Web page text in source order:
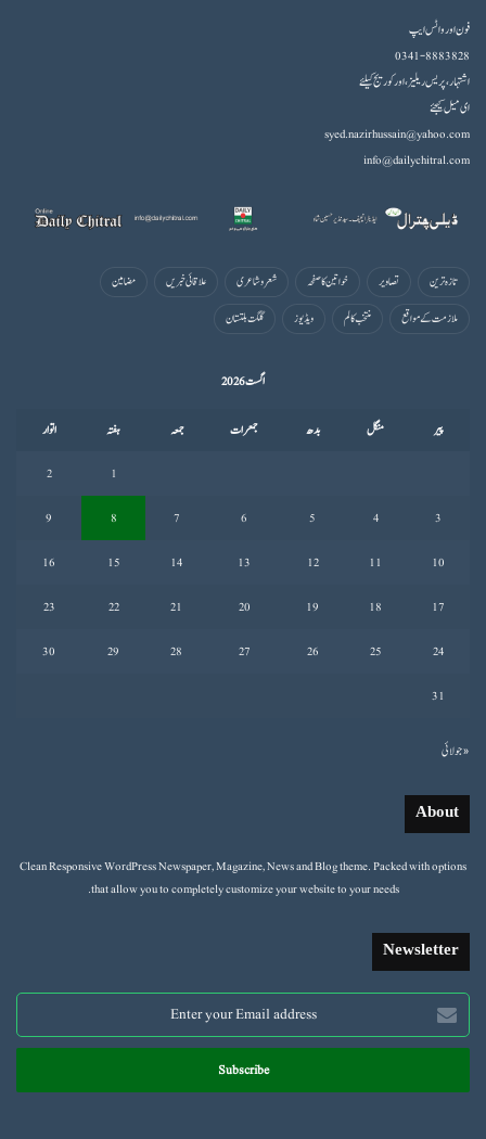
فون اورواٹس ایپ
0341-8883828
اشتہار،پریس ریلیز، اور کوریج کیلئے
ای میل کیجئے
syed.nazirhussain@yahoo.com
info@dailychitral.com
تازہ ترین تصاویر خواتین کا صفحہ شعروشاعری علاقائی خبریں
مضامین
ملازمت کے مواقع
منتخب کالم ویڈیوز گلگت بلتستان
اگست 2026
پیر منگل بدھ جمعرات جمعہ ہفتہ اتوار
1
2
3
4
5
6
7
8
9
10
11
12
13
14
15
16
17
18
19
20
21
22
23
24
25
26
27
28
29
30
31
« جولائی
About
Clean Responsive WordPress Newspaper, Magazine, News and Blog theme. Packed with options
that allow you to completely customize your website to your needs.
Newsletter
Enter
your
Email